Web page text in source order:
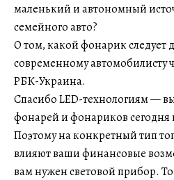
маленький и автономный
семейного авто?
О том, какой фонарик следует
современному автомобилисту
РБК-Украина.
Спасибо LED-технологиям —
фонарей и фонариков сегодня
Поэтому на конкретный тип
влияют ваши финансовые
вам нужен световой прибор.